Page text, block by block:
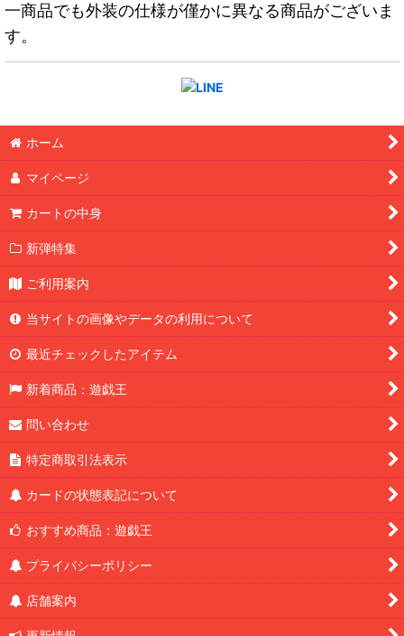
一商品でも外装の仕様が僅かに異なる商品がございま
す。
ホーム
マイページ
カートの中身
新弾特集
ご利用案内
当サイトの画像やデータの利用について
最近チェックしたアイテム
新着商品：遊戯王
問い合わせ
特定商取引法表示
カードの状態表記について
おすすめ商品：遊戯王
プライバシーポリシー
店舗案内